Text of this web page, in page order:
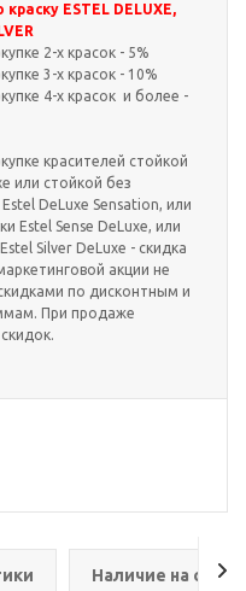
ESTEL DELUXE,
2-х красок - 5%
3-х красок - 10%
4-х красок и более -
красителей стойкой
или стойкой без
DeLuxe Sensation, или
Estel Sense DeLuxe, или
Silver DeLuxe - скидка
акции не
по дисконтным и
При продаже
Наличие на